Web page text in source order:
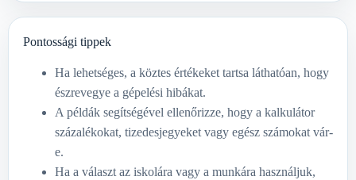
Pontossági tippek
Ha lehetséges, a köztes értékeket tartsa láthatóan, hogy
észrevegye a gépelési hibákat.
A példák segítségével ellenőrizze, hogy a kalkulátor
százalékokat, tizedesjegyeket vagy egész számokat vár-
e.
Ha a választ az iskolára vagy a munkára használjuk,